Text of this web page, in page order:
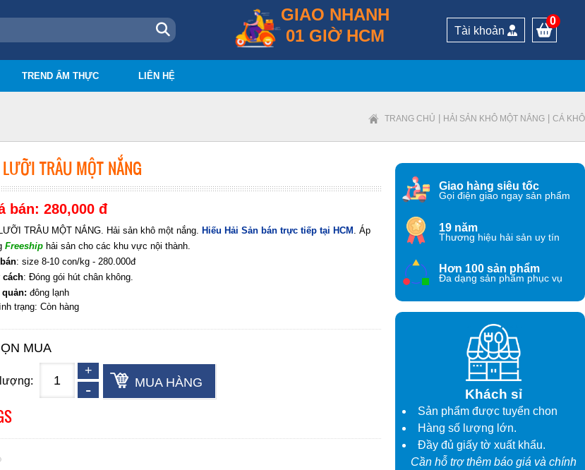
GIAO NHANH
01 GIỜ HCM
Tài khoản
0
TREND ẨM THỰC LIÊN HỆ
TRANG CHỦ HẢI SẢN KHÔ MỘT NẮNG CÁ KHÔ
TRÂU MỘT NẮNG
bán: 280,000 đ
TRÂU MỘT NẮNG. Hải sản khô một nắng. Hiếu Hải Sản bán trực tiếp tại HCM . Áp
Freeship hải sản cho các khu vực nội thành.
: size 8-10 con/kg - 280.000đ
cách: Đóng gói hút chân không.
quản: đông lạnh
trạng: Còn hàng
MUA
MUA HÀNG
Giao hàng siêu tốc
Gọi điện giao ngay sản phẩm
19 năm
Thương hiệu hải sản uy tín
Hơn 100 sản phẩm
Đa dạng sản phẩm phục vụ
Khách sỉ
Sản phẩm được tuyển chon
Hàng số lượng lớn.
Đầy đủ giấy tờ xuất khẩu.
Cần hỗ trợ thêm báo giá và chính